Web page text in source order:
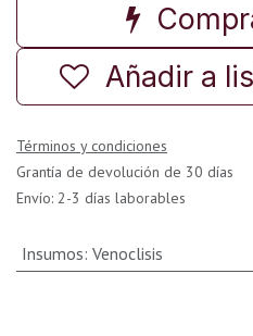
Añadir a
Términos y condiciones
Grantía de devolución de 30 días
Envío: 2-3 días laborables
Insumos: Venoclisis